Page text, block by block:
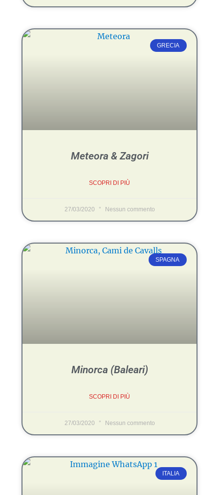
GRECIA
Meteora & Zagori
SCOPRI DI PIÙ
27/03/2020 Nessun commento
SPAGNA
Minorca (Baleari)
SCOPRI DI PIÙ
27/03/2020 Nessun commento
ITALIA